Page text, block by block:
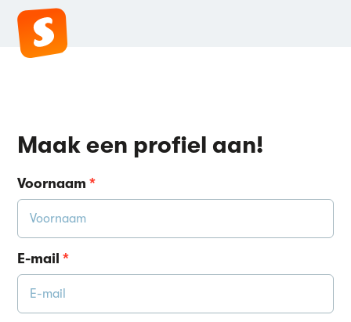
Maak een profiel aan!
Voornaam*
E-mail*